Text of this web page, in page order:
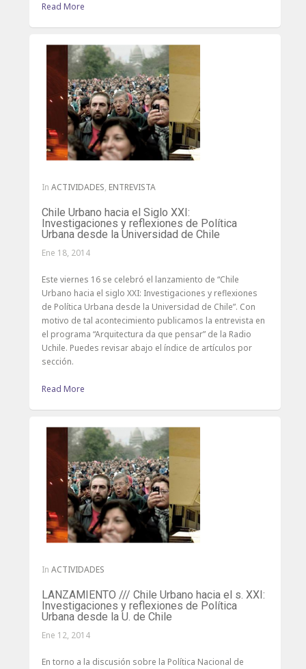
Read More
In ACTIVIDADES, ENTREVISTA
Chile Urbano hacia el Siglo XXI:
Investigaciones y reflexiones de Política
Urbana desde la Universidad de Chile
Ene 18, 2014
Este viernes 16 se celebró el lanzamiento de “Chile
Urbano hacia el siglo XXI: Investigaciones y reflexiones
de Política Urbana desde la Universidad de Chile”. Con
motivo de tal acontecimiento publicamos la entrevista en
el programa “Arquitectura da que pensar” de la Radio
Uchile. Puedes revisar abajo el índice de artículos por
sección.
Read More
In ACTIVIDADES
LANZAMIENTO /// Chile Urbano hacia el s. XXI:
Investigaciones y reflexiones de Política
Urbana desde la U. de Chile
Ene 12, 2014
En torno a la discusión sobre la Política Nacional de